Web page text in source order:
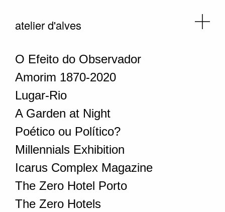
atelier d'alves
O Efeito do Observador
Amorim 1870-2020
Lugar-Rio
A Garden at Night
Poético ou Político?
Millennials Exhibition
Icarus Complex Magazine
The Zero Hotel Porto
The Zero Hotels